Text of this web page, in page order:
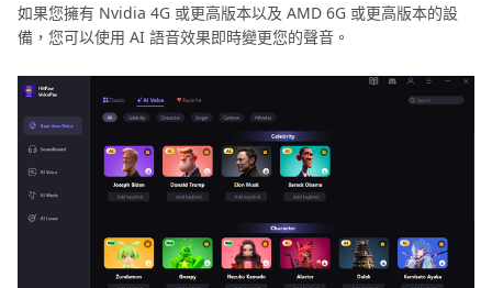
如果您擁有 Nvidia 4G 或更高版本以及 AMD 6G 或更高版本的設
備，您可以使用 AI 語音效果即時變更您的聲音。